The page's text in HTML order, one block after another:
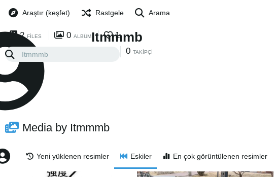
Araştır (keşfet) Rastgele Arama
Itmmmb
0 TAKIPÇI
2 FILES 0 ALBÜM 1
Media by Itmmmb
Yeni yüklenen resimler Eskiler En çok görüntülenen resimler